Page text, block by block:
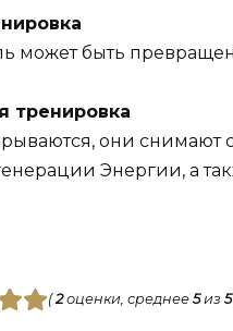
может быть
тренировка
они снимают
Энергии, а
(2оценки, среднее 5из 5